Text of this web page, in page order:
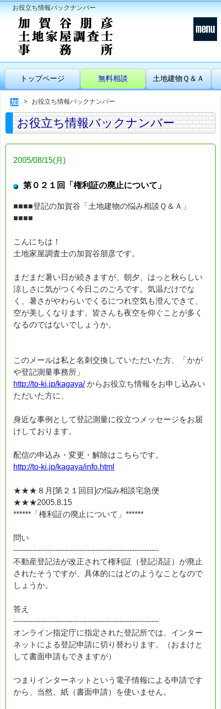
お役立ち情報バックナンバー
トップページ 無料相談 土地建物Ｑ＆Ａ
お役立ち情報バックナンバー
お役立ち情報バックナンバー
2005/08/15(月)
第０２１回「権利証の廃止について」
■■■■登記の加賀谷「土地建物の悩み相談Ｑ＆Ａ」
■■■■
こんにちは！
土地家屋調査士の加賀谷朋彦です。
まだまだ暑い日が続きますが、朝夕、はっと秋らしい
涼しさに気がつく今日このごろです。気温だけでな
く、暑さがやわらいでくるにつれ空気も澄んできて、
空が美しくなります。皆さんも夜空を仰ぐことが多く
なるのではないでしょうか。
このメールは私と名刺交換していただいた方、「かが
や登記測量事務所」
http://to-ki.jp/kagaya/からお役立ち情報をお申し込みい
ただいた方に、
身近な事例として登記測量に役立つメッセージをお届
けしております。
配信の申込み・変更・解除はこちらです。
http://to-ki.jp/kagaya/info.html
★★★８月[第２１回目]の悩み相談宅急便
★★★2005.8.15
******「権利証の廃止について」******
問い
-----------------------------------------------------------
不動産登記法が改正されて権利証（登記済証）が廃止
されたそうですが、具体的にはどのようなことなので
しょうか。
答え
-----------------------------------------------------------
オンライン指定庁に指定された登記所では、インター
ネットによる登記申請に切り替わります。（おまけと
して書面申請もできますが）
つまりインターネットという電子情報による申請です
から、当然、紙（書面申請）を使いません。